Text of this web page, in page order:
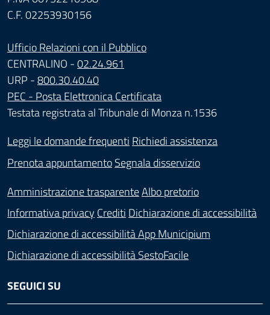
C.F. 02253930156
Ufficio Relazioni con il Pubblico
CENTRALINO -02.24.961
URP -800.30.40.40
PEC - Posta Elettronica Certificata
Testata registrata al Tribunale di Monza n.1536
Leggi le domande frequenti Richiedi assistenza
Prenota appuntamentoSegnala disservizio
Amministrazione trasparenteAlbo pretorio
Informativa privacy Crediti Dichiarazione di accessibilità
Dichiarazione di accessibilità App Municipium
Dichiarazione di accessibilità SestoFacile
SEGUICI SU